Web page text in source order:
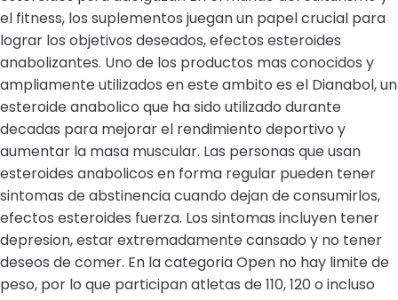
el fitness, los suplementos juegan un papel crucial para
lograr los objetivos deseados, efectos esteroides
anabolizantes. Uno de los productos mas conocidos y
ampliamente utilizados en este ambito es el Dianabol, un
esteroide anabolico que ha sido utilizado durante
decadas para mejorar el rendimiento deportivo y
aumentar la masa muscular. Las personas que usan
esteroides anabolicos en forma regular pueden tener
sintomas de abstinencia cuando dejan de consumirlos,
efectos esteroides fuerza. Los sintomas incluyen tener
depresion, estar extremadamente cansado y no tener
deseos de comer. En la categoria Open no hay limite de
peso, por lo que participan atletas de 110, 120 o incluso